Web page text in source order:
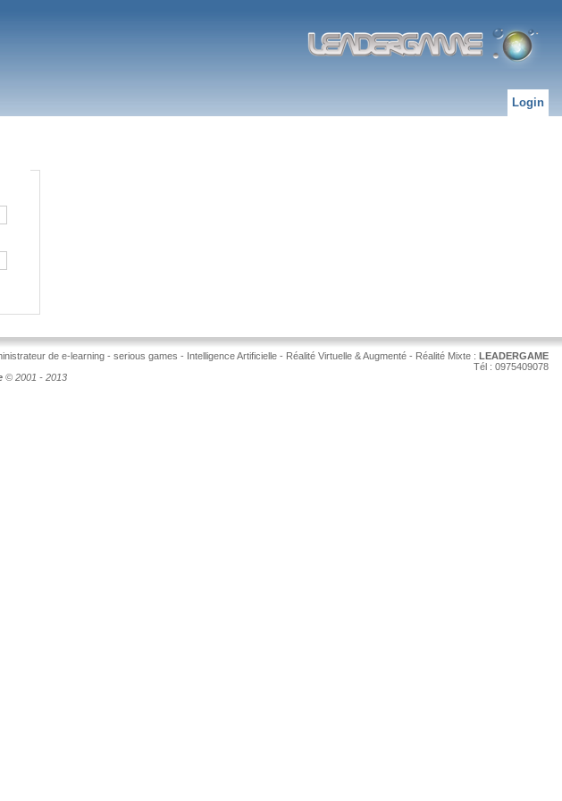
Login
de e-learning - serious games - Intelligence Artificielle - Réalité Virtuelle & Augmenté - Réalité Mixte : LEADERGAME
Tél : 0975409078
© 2001 - 2013